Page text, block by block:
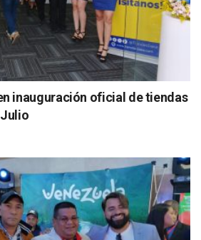
inauguración oficial de tiendas
Julio